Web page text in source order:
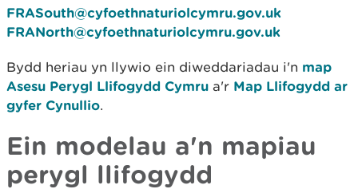
FRASouth@cyfoethnaturiolcymru.gov.uk
FRANorth@cyfoethnaturiolcymru.gov.uk
Bydd heriau yn llywio ein diweddariadau i'n map
Asesu Perygl Llifogydd Cymru a'r Map Llifogydd ar
gyfer Cynullio.
Ein modelau a'n mapiau
perygl llifogydd